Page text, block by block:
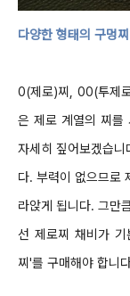
다양한 형태의 구멍찌
0(제로)찌,00(투제
은 제로 계열의 찌를
자세히짚어보겠습니
다. 부력이 없으므로
라앉게 됩니다. 그만
선 제로찌 채비가
찌'를 구매해야 합니